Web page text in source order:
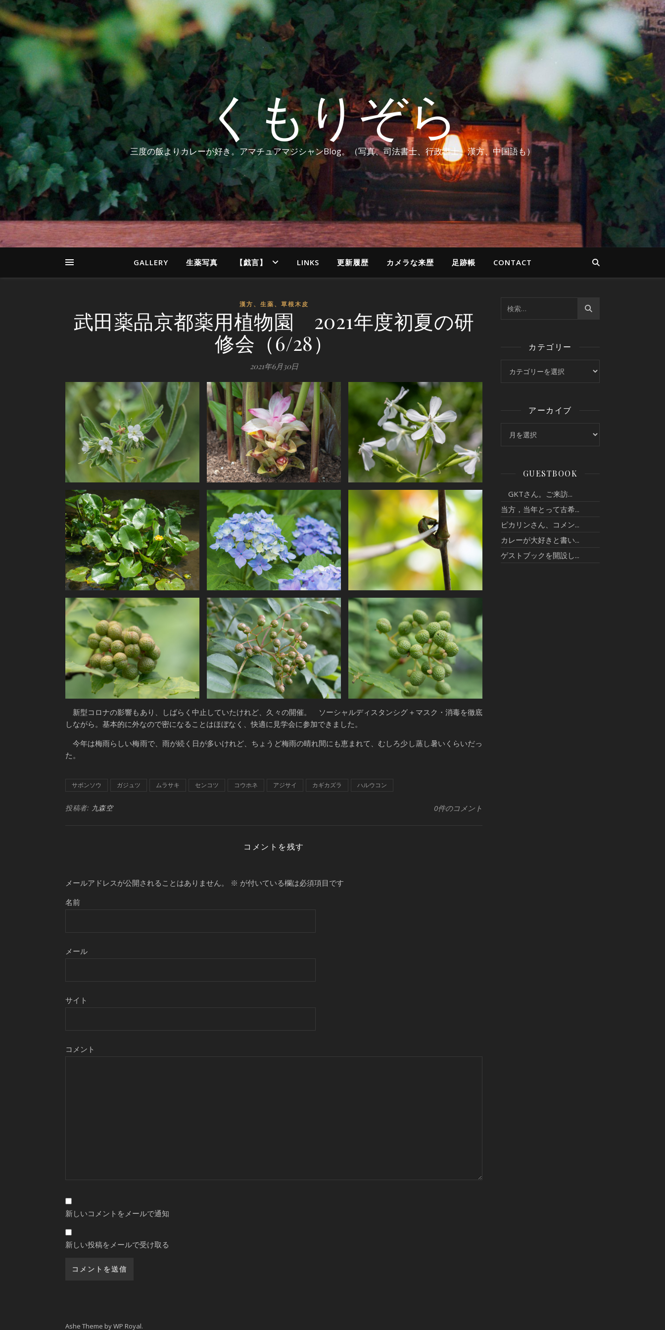
くもりぞら
三度の飯よりカレーが好き。アマチュアマジシャンBlog。（写真、司法書士、行政書士、漢方、中国語も）
GALLERY 生薬写真 【戯言】 LINKS 更新履歴 カメラな来歴 足跡帳 CONTACT
漢方、生薬、草根木皮
武田薬品京都薬用植物園 2021年度初夏の研
修会（6/28）
2021年6月30日
新型コロナの影響もあり、しばらく中止していたけれど、久々の開催。 ソーシャルディスタンシグ＋マスク・消毒を徹底
しながら。基本的に外なので密になることはほぼなく、快適に見学会に参加できました。
今年は梅雨らしい梅雨で、雨が続く日が多いけれど、ちょうど梅雨の晴れ間にも恵まれて、むしろ少し蒸し暑いくらいだっ
た。
サボンソウ ガジュツ ムラサキ センコツ コウホネ アジサイ カギカズラ ハルウコン
投稿者: 九森空 0件のコメント
コメントを残す
メールアドレスが公開されることはありません。 ※ が付いている欄は必須項目です
名前
メール
サイト
コメント
新しいコメントをメールで通知
新しい投稿をメールで受け取る
カテゴリー
アーカイブ
GUESTBOOK
GKTさん。ご来訪...
当方，当年とって古希...
ピカリンさん、コメン...
カレーが大好きと書い...
ゲストブックを開設し...
Ashe Theme byWP Royal.